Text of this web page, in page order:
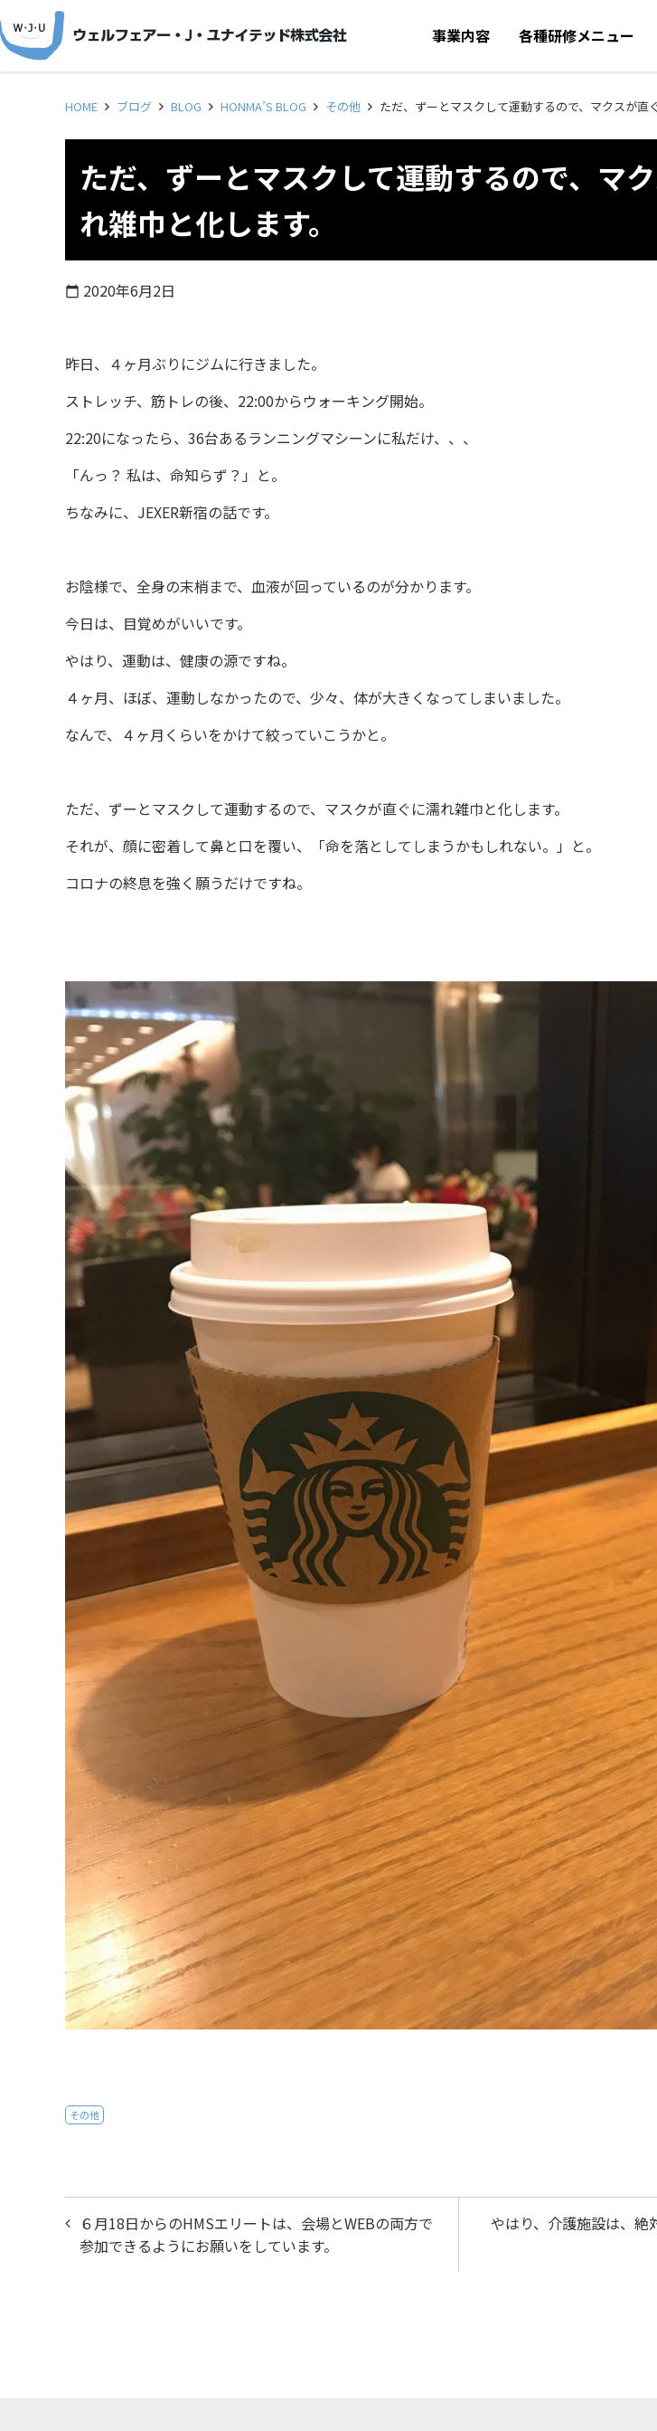
事業内容 各種研修メニュー
HOME ブログ BLOG HONMA’S BLOG その他 ただ、ずーとマスクして運動するので、マクスが直
ただ、ずーとマスクして運動するので、マ
れ雑巾と化します。
calendar_today 2020年6月2日
昨日、４ヶ月ぶりにジムに行きました。
ストレッチ、筋トレの後、22:00からウォーキング開始。
22:20になったら、36台あるランニングマシーンに私だけ、、、
「んっ？ 私は、命知らず？」と。
ちなみに、JEXER新宿の話です。
お陰様で、全身の末梢まで、血液が回っているのが分かります。
今日は、目覚めがいいです。
やはり、運動は、健康の源ですね。
４ヶ月、ほぼ、運動しなかったので、少々、体が大きくなってしまいました。
なんで、４ヶ月くらいをかけて絞っていこうかと。
ただ、ずーとマスクして運動するので、マスクが直ぐに濡れ雑巾と化します。
それが、顔に密着して鼻と口を覆い、「命を落としてしまうかもしれない。」と。
コロナの終息を強く願うだけですね。
その他
投
稿
やはり、介護施設は、絶
６月18日からのHMSエリートは、会場とWEBの両方で
参加できるようにお願いをしています。